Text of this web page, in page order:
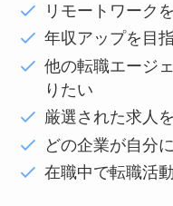
リモートワーク
年収アップを目
他の転職エージ
りたい
厳選された求人
どの企業が自分
在職中で転職活